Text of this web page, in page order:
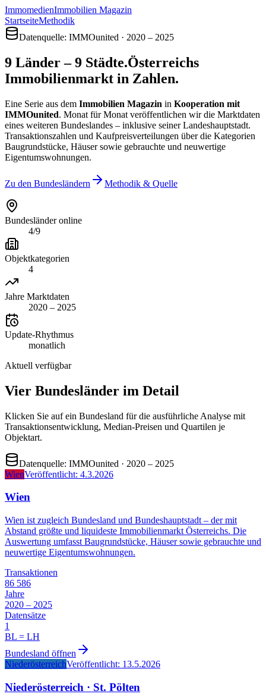
ImmomedienImmobilien Magazin
StartseiteMethodik
Datenquelle: IMMOunited · 2020 – 2025
9 Länder – 9 Städte.Österreichs
Immobilien­markt in Zahlen.
Eine Serie aus dem Immobilien Magazin in Kooperation mit
IMMOunited. Monat für Monat veröffentlichen wir die Marktdaten
eines weiteren Bundes­landes – inklusive seiner Landes­hauptstadt.
Transaktions­zahlen und Kaufpreis­verteilungen über die Kategorien
Baugrundstücke, Häuser sowie gebrauchte und neuwertige
Eigentums­wohnungen.
Zu den Bundesländern Methodik & Quelle
Bundesländer online
4/9
Objekt­kategorien
4
Jahre Marktdaten
2020 – 2025
Update-Rhythmus
monatlich
Aktuell verfügbar
Vier Bundesländer im Detail
Klicken Sie auf ein Bundesland für die ausführliche Analyse mit
Transaktions­entwicklung, Median-Preisen und Quartilen je
Objektart.
Datenquelle: IMMOunited · 2020 – 2025
WienVeröffentlicht: 4.3.2026
Wien
Wien ist zugleich Bundesland und Bundeshauptstadt – der mit
Abstand größte und liquideste Immobilienmarkt Österreichs. Die
Auswertung umfasst Baugrundstücke, Häuser sowie gebrauchte und
neuwertige Eigentumswohnungen.
Transaktionen
86 586
Jahre
2020 – 2025
Datensätze
1
BL = LH
Bundesland öffnen
NiederösterreichVeröffentlicht: 13.5.2026
Niederösterreich · St. Pölten